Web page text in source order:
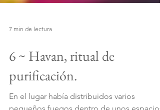
7 min de lectura
6 ~ Havan, ritual de